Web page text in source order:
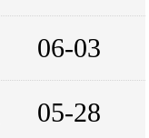
06-03
05-28